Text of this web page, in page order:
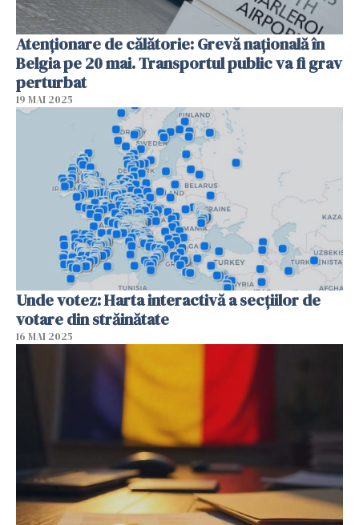
Atenționare de călătorie: Grevă națională în
Belgia pe 20 mai. Transportul public va fi grav
perturbat
19 MAI 2025
Unde votez: Harta interactivă a secțiilor de
votare din străinătate
16 MAI 2025